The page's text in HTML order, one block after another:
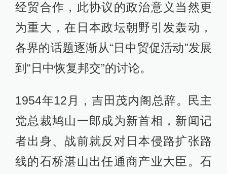
经贸合作，此协议的政治意义当然更
为重大，在日本政坛朝野引发轰动，
各界的话题逐渐从“日中贸促活动”发展
到“日中恢复邦交”的讨论。
1954年12月，吉田茂内阁总辞。民主
党总裁鸠山一郎成为新首相，新闻记
者出身、战前就反对日本侵路扩张路
线的石桥湛山出任通商产业大臣。石